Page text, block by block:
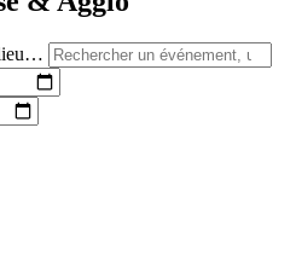
lieu…